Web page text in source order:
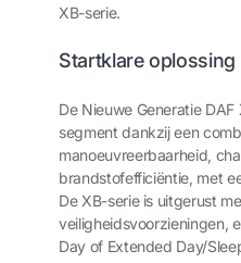
XB-serie.
Startklare oplossing
De Nieuwe Generatie
segment dankzij een
manoeuvreerbaarheid,
brandstofefficiëntie, met
De XB-serie is uitgerust
veiligheidsvoorzieningen,
Day of Extended Day/